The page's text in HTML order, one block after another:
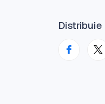
Distribuie